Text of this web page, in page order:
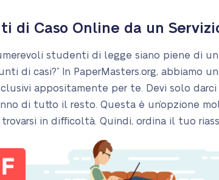
di Caso Online da un
studenti di legge siano piene di un
di casi?” In PaperMasters.org, abbiamo
appositamente per te. Devi solo
di tutto il resto. Questa è un’opzione
in difficoltà. Quindi, ordina il tuo